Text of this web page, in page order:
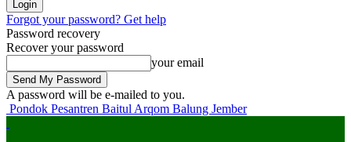
Forgot your password? Get help
Password recovery
Recover your password
your email
A password will be e-mailed to you.
Pondok Pesantren Baitul Arqom Balung Jember